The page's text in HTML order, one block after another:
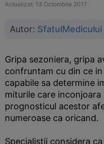
Actualizat: 13 Octombrie 2017
Autor: SfatulMedicului
Gripa sezoniera, gripa
confruntam cu din ce
capabile sa determine
miturile care
prognosticul acestor
numeroase ca oricand.
Specialistii considera